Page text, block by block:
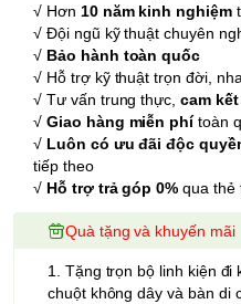
√ Hơn 10 năm kinh nghiệm
√ Đội ngũ kỹ thuật chuyên
√ Bảo hành toàn quốc
√ Hỗ trợ kỹ thuật trọn đời,
√ Tư vấn trung thực,cam
√Giao hàng miễn phítoàn
√ Luôn có ưu đãi độc
tiếp theo
√ Hỗ trợ trả góp 0% qua thẻ
Quà tặng và khuyến mãi
1. Tặng trọn bộ linh kiện đi
chuột không dây và bàn di